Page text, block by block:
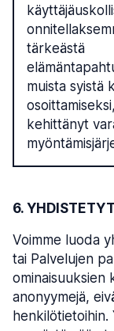
tärkeästä
muista syistä
kehittänyt
6.
Voimme luoda
tai Palvelujen
ominaisuuksien
anonyymejä,